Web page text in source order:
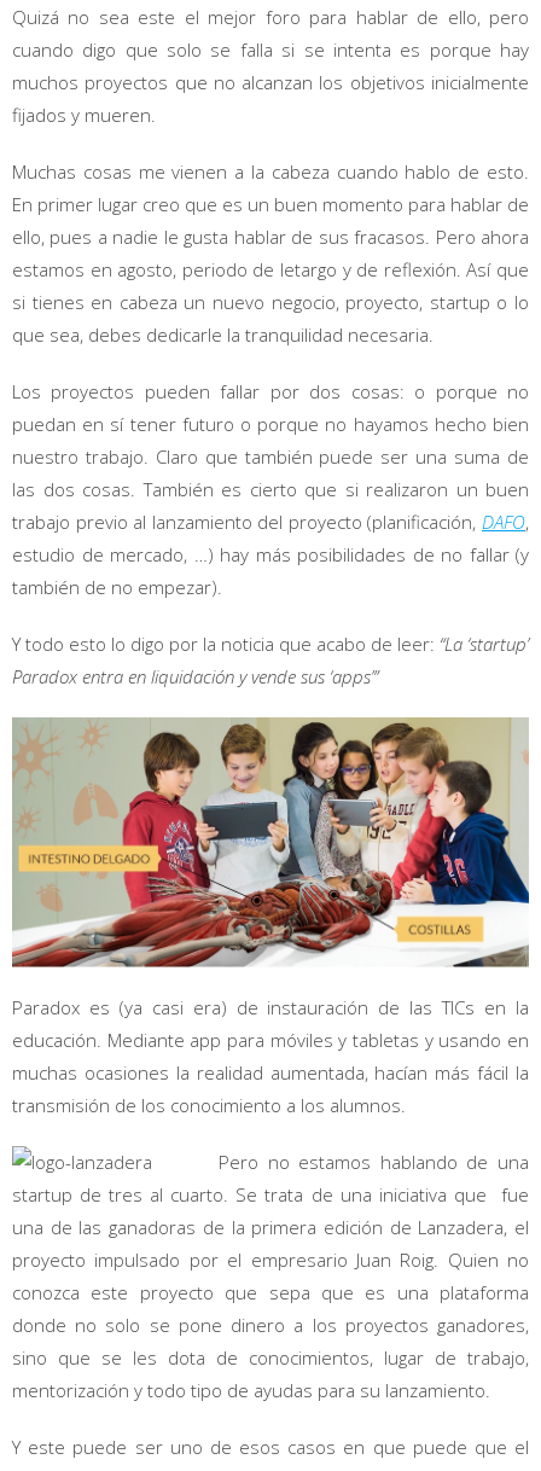
Quizá no sea este el mejor foro para hablar de ello, pero
cuando digo que solo se falla si se intenta es porque hay
muchos proyectos que no alcanzan los objetivos inicialmente
fijados y mueren.
Muchas cosas me vienen a la cabeza cuando hablo de esto.
En primer lugar creo que es un buen momento para hablar de
ello, pues a nadie le gusta hablar de sus fracasos. Pero ahora
estamos en agosto, periodo de letargo y de reflexión. Así que
si tienes en cabeza un nuevo negocio, proyecto, startup o lo
que sea, debes dedicarle la tranquilidad necesaria.
Los proyectos pueden fallar por dos cosas: o porque no
puedan en sí tener futuro o porque no hayamos hecho bien
nuestro trabajo. Claro que también puede ser una suma de
las dos cosas. También es cierto que si realizaron un buen
trabajo previo al lanzamiento del proyecto (planificación, DAFO,
estudio de mercado, …) hay más posibilidades de no fallar (y
también de no empezar).
Y todo esto lo digo por la noticia que acabo de leer: “La ‘startup’
Paradox entra en liquidación y vende sus ‘apps’”
Paradox es (ya casi era) de instauración de las TICs en la
educación. Mediante app para móviles y tabletas y usando en
muchas ocasiones la realidad aumentada, hacían más fácil la
transmisión de los conocimiento a los alumnos.
Pero no estamos hablando de una
startup de tres al cuarto. Se trata de una iniciativa que fue
una de las ganadoras de la primera edición de Lanzadera, el
proyecto impulsado por el empresario Juan Roig. Quien no
conozca este proyecto que sepa que es una plataforma
donde no solo se pone dinero a los proyectos ganadores,
sino que se les dota de conocimientos, lugar de trabajo,
mentorización y todo tipo de ayudas para su lanzamiento.
Y este puede ser uno de esos casos en que puede que el